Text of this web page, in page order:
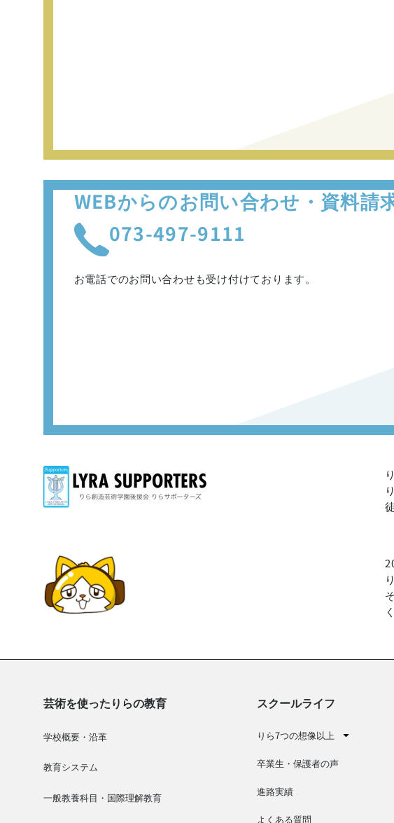
WEBからのお問い合わせ ・資料請
073-497-9111
お電話でのお問い合わせも受け付けております。
芸術を使ったりらの教育
学校概要・沿革
教育システム
一般教養科目・国際理解教育
スクールライフ
りら7つの想像以上
卒業生・保護者の声
進路実績
よくある質問